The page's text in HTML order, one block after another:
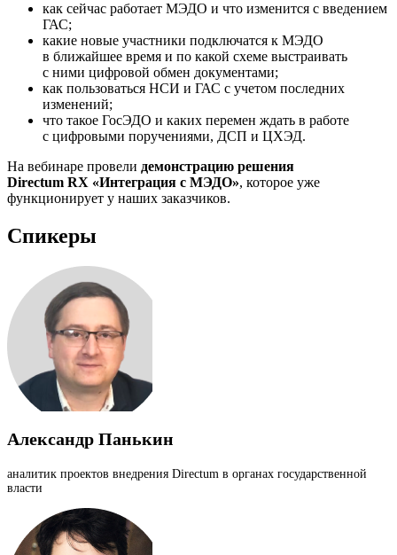
как сейчас работает МЭДО и что изменится с введением
ГАС;
какие новые участники подключатся к МЭДО
в ближайшее время и по какой схеме выстраивать
с ними цифровой обмен документами;
как пользоваться НСИ и ГАС с учетом последних
изменений;
что такое ГосЭДО и каких перемен ждать в работе
с цифровыми поручениями, ДСП и ЦХЭД.
На вебинаре провели демонстрацию решения
Directum RX «Интеграция с МЭДО», которое уже
функционирует у наших заказчиков.
Спикеры
Александр Панькин
аналитик проектов внедрения Directum в органах государственной
власти